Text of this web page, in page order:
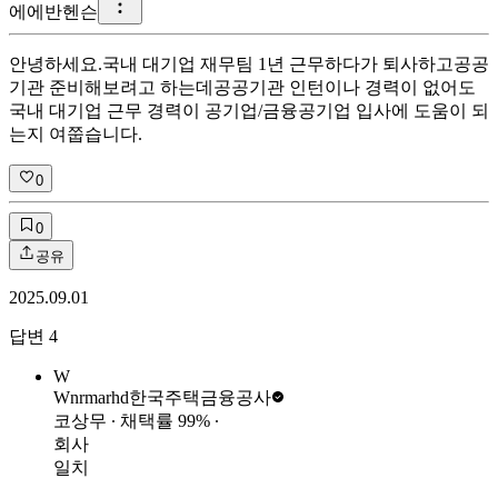
에 에반헨슨
안녕하세요. ​ 국내 대기업 재무팀 1년 근무하다가 퇴사하고 ​ 공공
기관 준비해보려고 하는데 ​ 공공기관 인턴이나 경력이 없어도
국내 대기업 근무 경력이 공기업/금융공기업 입사에 도움이 되
는지 여쭙습니다.
0
0
공유
2025.09.01
답변 4
W
Wnrmarhd한국주택금융공사
코상무 ∙ 채택률 99% ∙
회사
일치